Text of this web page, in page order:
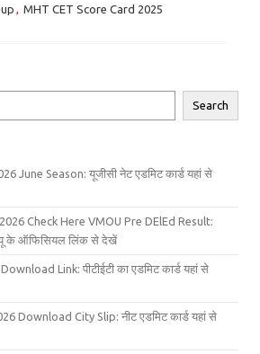
, MHT CET Score Card 2025
Search
June Season: यूजीसी नेट एडमिट कार्ड यहां से
Check Here VMOU Pre DElEd Result:
के ऑफिसियल लिंक से देखें
Link: पीटीईटी का एडमिट कार्ड यहां से
Download City Slip: नीट एडमिट कार्ड यहां से